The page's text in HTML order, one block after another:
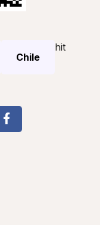
Chile
hit